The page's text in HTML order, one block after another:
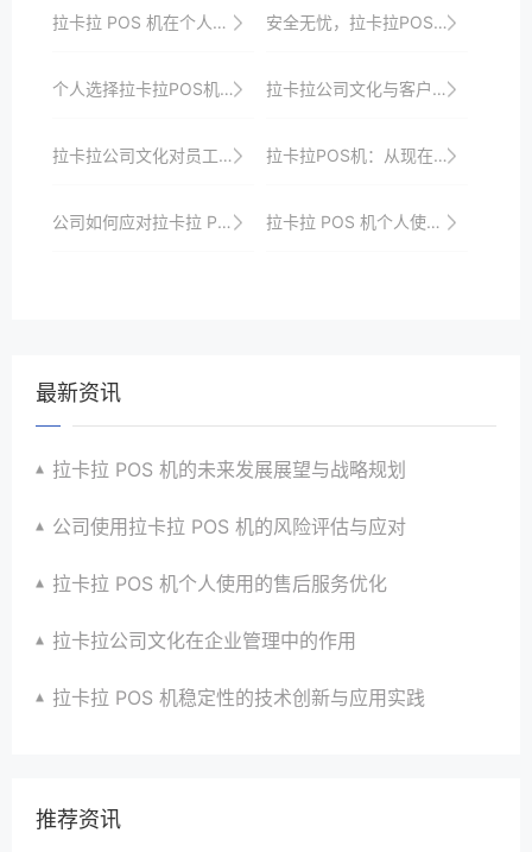
拉卡拉 POS 机在个人消费中的应用 安全无忧，拉卡拉POS机申请流程中的安全保障措施
个人选择拉卡拉POS机的综合考量因素分析 拉卡拉公司文化与客户关系
拉卡拉公司文化对员工和客户的影响 拉卡拉POS机：从现在到未来，支付科技的守护者
公司如何应对拉卡拉 POS 机费率调整 拉卡拉 POS 机个人使用的售后服务优化
最新资讯
拉卡拉 POS 机的未来发展展望与战略规划
公司使用拉卡拉 POS 机的风险评估与应对
拉卡拉 POS 机个人使用的售后服务优化
拉卡拉公司文化在企业管理中的作用
拉卡拉 POS 机稳定性的技术创新与应用实践
推荐资讯